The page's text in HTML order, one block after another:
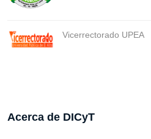
Vicerrectorado UPEA
Acerca de DICyT